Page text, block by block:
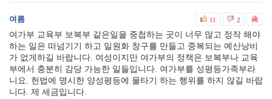
여름 11 2
여가부 교육부 보복부 같은일을 중첩하는 곳이 너무 많고 정작 해야
하는 일은 떠넘기기 하고 일원화 창구를 만들고 중복되는 예산낭비
가 없게하길 바랍니다. 여성이지만 여가부의 정책은 보복부나 교육
부에서 충분히 감당 가능한 일들입니다. 여가부를 성평등가족부라
니요. 헌법에 명시한 양성평등에 물타기 하는 행위를 하지 않길 바랍
니다. 제 세금입니다.